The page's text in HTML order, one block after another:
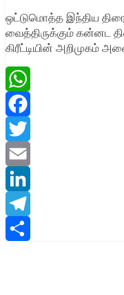
ஒட்டுமொத்த இந்திய திரை
வைத்திருக்கும் கன்னட
கிரீட்டியின் அறிமுகம்
WhatsApp
Facebook
Twitter
Email
LinkedIn
Telegram